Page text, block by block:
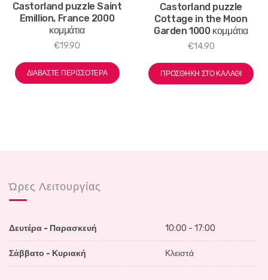
Castorland puzzle Saint
Emillion, France 2000
κομμάτια
€19.90
ΔΙΑΒΆΣΤΕ ΠΕΡΙΣΣΌΤΕΡΑ
Castorland puzzle
Cottage in the Moon
Garden 1000 κομμάτια
€14.90
ΠΡΟΣΘΉΚΗ ΣΤΟ ΚΑΛΆΘΙ
Ώρες Λειτουργίας
Δευτέρα - Παρασκευή 10:00 - 17:00
Σάββατο - Κυριακή Κλειστά